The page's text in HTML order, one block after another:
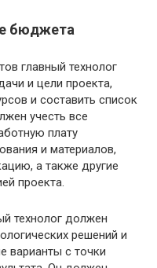
бюджета
главный технолог
и цели проекта,
и составить список
учесть все
плату
и материалов,
а также другие
проекта.
технолог должен
решений и
варианты с точки